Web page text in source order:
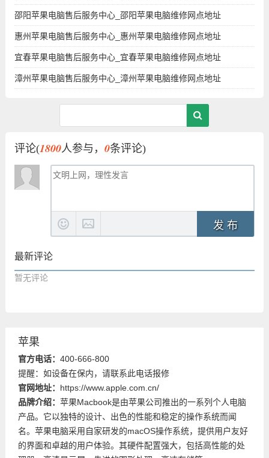
邵阳苹果电脑售后服务中心_邵阳苹果电脑维修网点地址
惠州苹果电脑售后服务中心_惠州苹果电脑维修网点地址
宜春苹果电脑售后服务中心_宜春苹果电脑维修网点地址
漳州苹果电脑售后服务中心_漳州苹果电脑维修网点地址
评论(1800人参与， 0条评论)
发 布
最新评论
暂无评论
苹果
官方电话： 400-666-800
提醒：如设备在保内，请联系此电话报修
官网地址： https://www.apple.com.cn/
品牌介绍： 苹果Macbook是由苹果公司推出的一系列个人电脑
产品。它以独特的设计、出色的性能和稳定的操作系统而闻
名。苹果电脑采用自家研发的macOS操作系统，提供用户友好
的界面和卓越的用户体验。其硬件配置强大，包括高性能的处